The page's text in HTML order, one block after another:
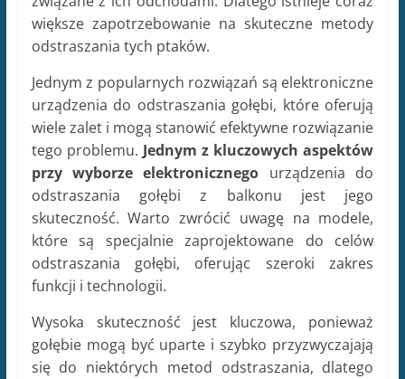
większe zapotrzebowanie na skuteczne metody
odstraszania tych ptaków.
Jednym z popularnych rozwiązań są elektroniczne
urządzenia do odstraszania gołębi, które oferują
wiele zalet i mogą stanowić efektywne rozwiązanie
tego problemu. Jednym z kluczowych aspektów
przy wyborze elektronicznego urządzenia do
odstraszania gołębi z balkonu jest jego
skuteczność. Warto zwrócić uwagę na modele,
które są specjalnie zaprojektowane do celów
odstraszania gołębi, oferując szeroki zakres
funkcji i technologii.
Wysoka skuteczność jest kluczowa, ponieważ
gołębie mogą być uparte i szybko przyzwyczajają
się do niektórych metod odstraszania, dlatego